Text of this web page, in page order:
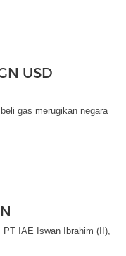
USD
gas merugikan negara
PT IAE Iswan Ibrahim (II),